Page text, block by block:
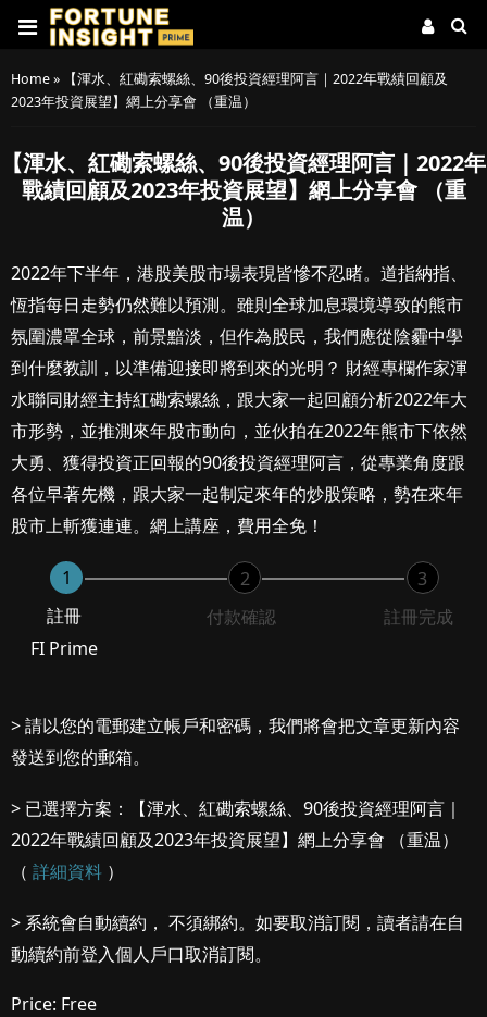
Home»
【渾水、紅磡索螺絲、90後投資經理阿言｜2022年戰績回顧及
2023年投資展望】網上分享會 （重温）
【渾水、紅磡索螺絲、90後投資經理阿言｜2022年
戰績回顧及2023年投資展望】網上分享會 （重
温）
2022年下半年，港股美股市場表現皆慘不忍睹。道指納指、
恆指每日走勢仍然難以預測。雖則全球加息環境導致的熊市
氛圍濃罩全球，前景黯淡，但作為股民，我們應從陰霾中學
到什麼教訓，以準備迎接即將到來的光明？ 財經專欄作家渾
水聯同財經主持紅磡索螺絲，跟大家一起回顧分析2022年大
市形勢，並推測來年股市動向，並伙拍在2022年熊市下依然
大勇、獲得投資正回報的90後投資經理阿言，從專業角度跟
各位早著先機，跟大家一起制定來年的炒股策略，勢在來年
股市上斬獲連連。網上講座，費用全免！
1
註冊
FI Prime
2
付款確認
3
註冊完成
> 請以您的電郵建立帳戶和密碼，我們將會把文章更新內容
發送到您的郵箱。
> 已選擇方案：【渾水、紅磡索螺絲、90後投資經理阿言｜
2022年戰績回顧及2023年投資展望】網上分享會 （重温）
（ 詳細資料 ）
> 系統會自動續約， 不須綁約。如要取消訂閱，讀者請在自
動續約前登入個人戶口取消訂閱。
Price: Free